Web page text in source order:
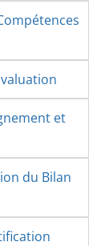
et
du Bilan